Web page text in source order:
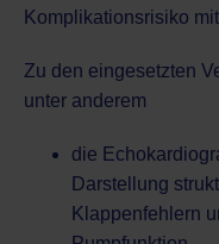
Komplikationsrisiko
Zu den eingesetzten
unter anderem
die
Darstellung
Klappenfehlern